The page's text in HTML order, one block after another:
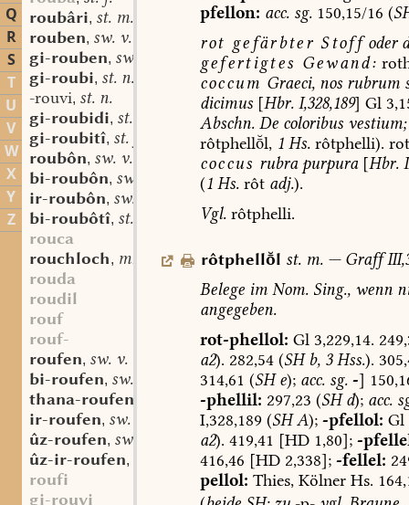
Q
R
S
T
U
V
W
X
Y
Z
roubâri, st. m.
rouben, sw. v.
gi-rouben, sw. v.
gi-roubi, st. n.
-rouvi, st. n.
gi-roubidi, st. n.
gi-roubitî, st. f.
roubôn, sw. v.
bi-roubôn, sw. v.
ir-roubôn, sw. v.
bi-roubôtî, st. f.
rouca
rouchloch, mhd. st. n.
rouda
roudil
rouf
rouf-
roufen, sw. v.
bi-roufen, sw. v.
thana-roufen
ir-roufen, sw. v.
ûz-roufen, sw. v.
ûz-ir-roufen,
roufi
gi-rouvi
pfellon: acc.sg.150,15/16 (
rot gefärbter Stoff oder
gefertigtes Gewand:
coccum Graeci,nosrubrum
dicimus[Hbr.I,328,189] Gl
Abschn.Decoloribusvestium;
rôtphelll, 1Hs. rôtphelli).
coccus rubrapurpura[Hbr.
(1Hs.rôt adj.).
Vgl.rôtphelli.
rôtphelll st. m. —Graff
BelegeimNom.Sing.,wenn
angegeben.
rot-phellol: Gl3,229,14.
a2). 282,54 (SHb,3Hss.).
314,61 (SHe); acc.sg. -]
-phellil: 297,23 (SHd); acc.
I,328,189 (SHA); -pfellol: Gl
a2). 419,41 [HD1,80]; -
416,46 [HD 2,338]; -fellel:
pellol: Thies,Kölner Hs.